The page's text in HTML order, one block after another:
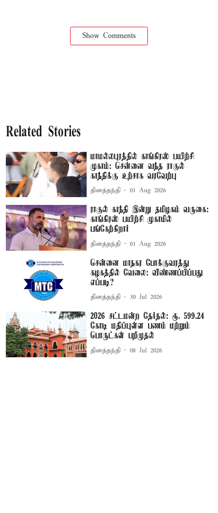
Show Comments
Related Stories
மாமல்லபுரத்தில் காங்கிரஸ் பயிற்சி
முகாம்: சென்னை வந்த ராகுல்
காந்திக்கு உற்சாக வரவேற்பு
தினத்தந்தி 01 Aug 2026
ராகுல் காந்தி இன்று தமிழகம் வருகை:
காங்கிரஸ் பயிற்சி முகாமில்
பங்கேற்கிறார்
தினத்தந்தி 01 Aug 2026
சென்னை மாநகர போக்குவரத்து
கழகத்தில் வேலை: விண்ணப்பிப்பது
எப்படி?
தினத்தந்தி 30 Jul 2026
2026 சட்டமன்ற தேர்தல்: ரூ. 599.24
கோடி மதிப்புள்ள பணம் மற்றும்
பொருட்கள் பறிமுதல்
தினத்தந்தி 08 Jul 2026